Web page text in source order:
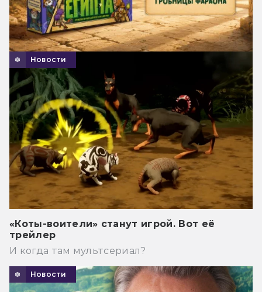
Новости
«Коты-воители» станут игрой. Вот её
трейлер
И когда там мультсериал?
Новости